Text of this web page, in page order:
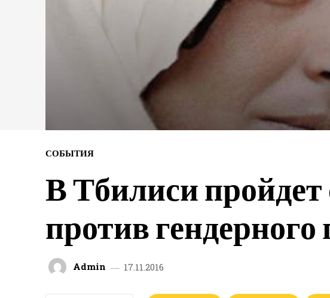
СОБЫТИЯ
В Тбилиси пройдет
против
Admin 17.11.2016